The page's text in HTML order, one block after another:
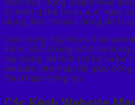
thiết bị di động (responsive
tố không thể bỏ qua, vì ngày
dụng điện thoại di động để
Cuối cùng, hãy tối ưu hóa
kiếm (SEO) bằng cách sử
xây dựng liên kết nội bộ và bên
website (sitemap) để giúp
thu thập thông tin.